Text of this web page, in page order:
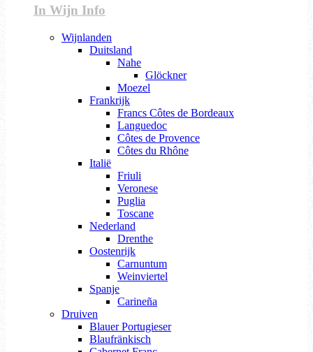
In Wijn Info
Wijnlanden
Duitsland
Nahe
Glöckner
Moezel
Frankrijk
Francs Côtes de Bordeaux
Languedoc
Côtes de Provence
Côtes du Rhône
Italië
Friuli
Veronese
Puglia
Toscane
Nederland
Drenthe
Oostenrijk
Carnuntum
Weinviertel
Spanje
Carineña
Druiven
Blauer Portugieser
Blaufränkisch